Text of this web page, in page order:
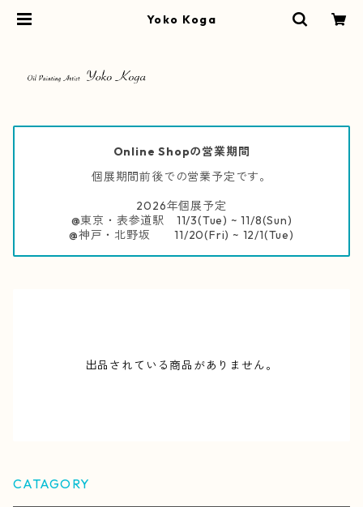
Yoko Koga
Online Shopの営業期間
個展期間前後での営業予定です。
2026年個展予定
@東京・表参道駅 11/3(Tue) ~ 11/8(Sun)
@神戸・北野坂 11/20(Fri) ~ 12/1(Tue)
出品されている商品がありません。
CATAGORY